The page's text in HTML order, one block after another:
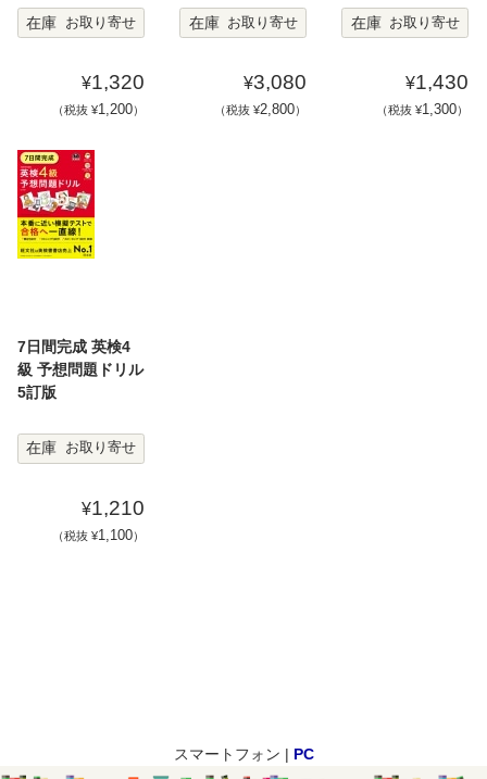
在庫
お取り寄せ
¥1,320
（税抜 ¥1,200）
在庫 お取り寄せ
¥3,080
（税抜 ¥2,800）
在庫 お取り寄せ
¥1,430
（税抜 ¥1,300）
7日間完成 英検4
級 予想問題ドリル
5訂版
在庫 お取り寄せ
¥1,210
（税抜 ¥1,100）
スマートフォン | PC